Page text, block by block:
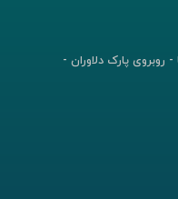
پارک دلاوران -